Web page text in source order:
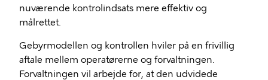
nuværende kontrolindsats mere effektiv og
målrettet.
Gebyrmodellen og kontrollen hviler på en frivillig
aftale mellem operatørerne og forvaltningen.
Forvaltningen vil arbejde for, at den udvidede